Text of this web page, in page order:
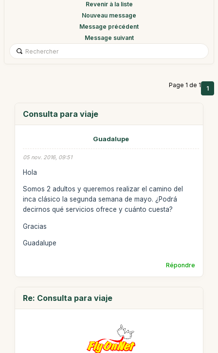
Revenir à la liste
Nouveau message
Message précédent
Message suivant
Page 1 de 1 1
Consulta para viaje
Guadalupe
05 nov. 2016, 09:51
Hola
Somos 2 adultos y queremos realizar el camino del
inca clásico la segunda semana de mayo. ¿Podrá
decirnos qué servicios ofrece y cuánto cuesta?
Gracias
Guadalupe
Répondre
Re: Consulta para viaje